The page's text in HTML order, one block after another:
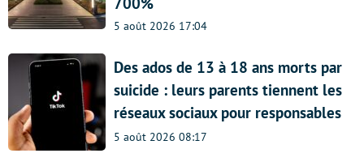
5 août 2026 17:04
Des ados de 13 à 18 ans morts par
suicide : leurs parents tiennent les
réseaux sociaux pour responsables
5 août 2026 08:17